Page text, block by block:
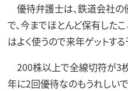
優待弁護士は、鉄道会社の
で、今までほとんど保有した
はよく使うので来年ゲットする
200株以上で全線切符が3
年に2回優待なのもうれしいで